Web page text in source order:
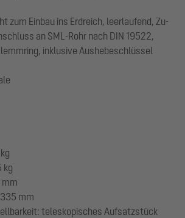
zum Einbau ins Erdreich, leerlaufend, Zu-
an SML-Rohr nach DIN 19522,
inklusive Aushebeschlüssel
kg
mm
mm
teleskopisches Aufsatzstück